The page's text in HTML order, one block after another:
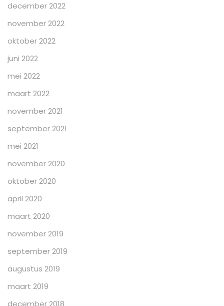
december 2022
november 2022
oktober 2022
juni 2022
mei 2022
maart 2022
november 2021
september 2021
mei 2021
november 2020
oktober 2020
april 2020
maart 2020
november 2019
september 2019
augustus 2019
maart 2019
december 2018